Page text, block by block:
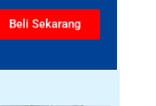
Beli Sekarang